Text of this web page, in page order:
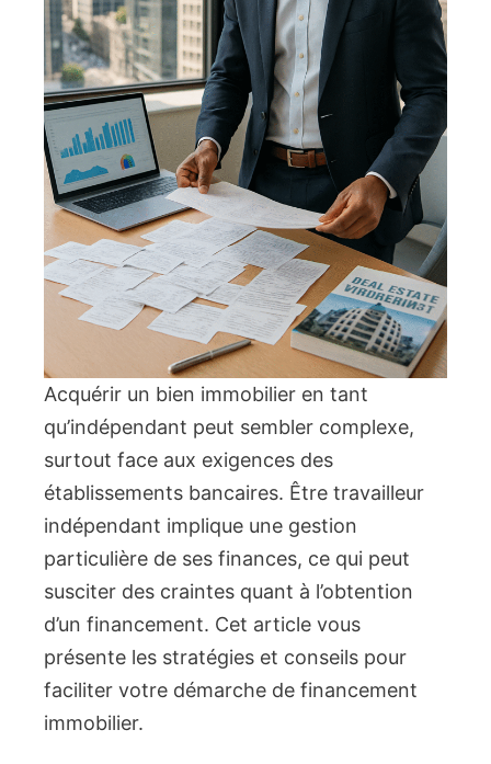
Acquérir un bien immobilier en tant
qu’indépendant peut sembler complexe,
surtout face aux exigences des
établissements bancaires. Être travailleur
indépendant implique une gestion
particulière de ses finances, ce qui peut
susciter des craintes quant à l’obtention
d’un financement. Cet article vous
présente les stratégies et conseils pour
faciliter votre démarche de financement
immobilier.